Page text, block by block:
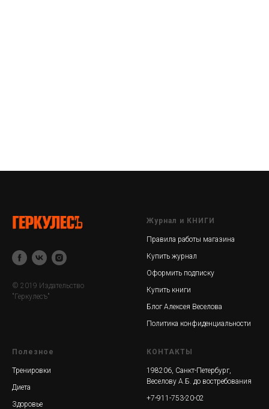
© 2019 Издательство
"Геркулесъ"
Журнал и КНИГИ
Правила работы магазина
Купить журнал
Оформить подписку
Купить книги
Блог Алексея Веселова
Политика конфиденциальности
Полезное
Тренировки
Диета
Здоровье
КОНТАКТЫ
198206, Санкт-Петербург,
Веселову А.Б. до востребования
+7-911-753-20-02